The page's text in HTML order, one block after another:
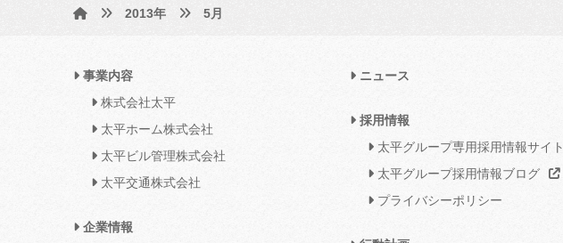
2013年 5月
事業内容
株式会社太平
太平ホーム株式会社
太平ビル管理株式会社
太平交通株式会社
企業情報
ニュース
採用情報
太平グループ専用採用情報サイト
太平グループ採用情報ブログ
プライバシーポリシー